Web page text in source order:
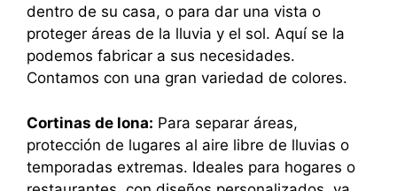
dentro de su casa, o para dar una vista o
proteger áreas de la lluvia y el sol. Aquí se la
podemos fabricar a sus necesidades.
Contamos con una gran variedad de colores.
Cortinas de lona: Para separar áreas,
protección de lugares al aire libre de lluvias o
temporadas extremas. Ideales para hogares o